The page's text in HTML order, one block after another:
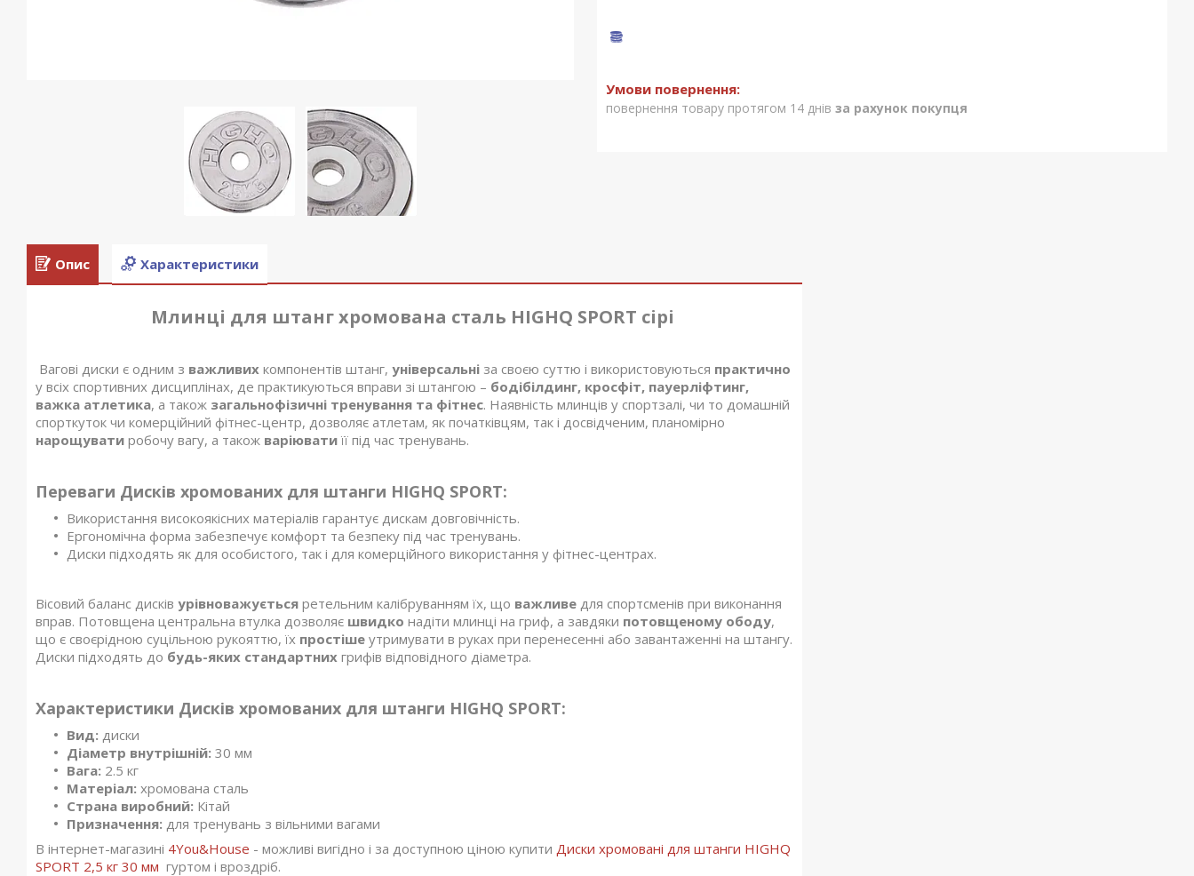
повернення товару протягом 14 днів за рахунок покупця
Опис Характеристики
Млинці для штанг хромована сталь HIGHQ SPORT сірі
Вагові диски є одним з важливих компонентів штанг, універсальні за своєю суттю і використовуються практично
у всіх спортивних дисциплінах, де практикуються вправи зі штангою – бодібілдинг, кросфіт, пауерліфтинг,
важка атлетика, а також загальнофізичні тренування та фітнес. Наявність млинців у спортзалі, чи то домашній
спорткуток чи комерційний фітнес-центр, дозволяє атлетам, як початківцям, так і досвідченим, планомірно
нарощувати робочу вагу, а також варіювати її під час тренувань.
Переваги Дисків хромованих для штанги HIGHQ SPORT:
Використання високоякісних матеріалів гарантує дискам довговічність.
Ергономічна форма забезпечує комфорт та безпеку під час тренувань.
Диски підходять як для особистого, так і для комерційного використання у фітнес-центрах.
Вісовий баланс дисків урівноважується ретельним калібруванням їх, що важливе для спортсменів при виконання
вправ. Потовщена центральна втулка дозволяє швидко надіти млинці на гриф, а завдяки потовщеному ободу,
що є своєрідною суцільною рукояттю, їх простіше утримувати в руках при перенесенні або завантаженні на штангу.
Диски підходять до будь-яких стандартних грифів відповідного діаметра.
Характеристики Дисків хромованих для штанги HIGHQ SPORT:
Вид: диски
Діаметр внутрішній: 30 мм
Вага: 2.5 кг
Матеріал: хромована сталь
Страна виробний: Кітай
Призначення: для тренувань з вільними вагами
В інтернет-магазині 4You&House - можливі вигідно і за доступною ціною купити Диски хромовані для штанги HIGHQ
SPORT 2,5 кг 30 мм гуртом і вроздріб.